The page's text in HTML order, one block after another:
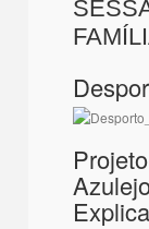
Explica